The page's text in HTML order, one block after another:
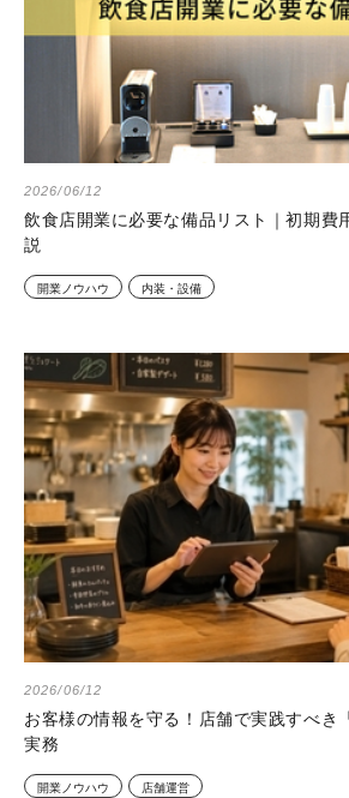
2026/06/12
飲食店開業に必要な備品リスト｜初期費
説
開業ノウハウ 内装・設備
2026/06/12
お客様の情報を守る！店舗で実践すべき
実務
開業ノウハウ 店舗運営